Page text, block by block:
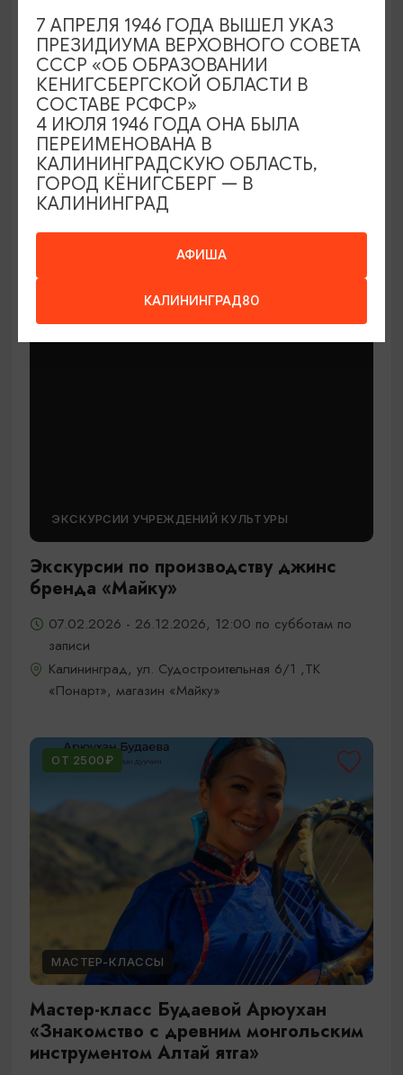
МАСТЕР-КЛАССЫ
Мастер-классы по керамике Елены
Бодяковой
Калининград, ул. Баранова, 45
ЭКСКУРСИИ УЧРЕЖДЕНИЙ КУЛЬТУРЫ
Экскурсии по производству джинс
бренда «Майку»
07.02.2026 - 26.12.2026, 12:00 по субботам по
записи
Калининград, ул. Судостроительная 6/1 ,ТК
«Понарт», магазин «Майку»
ОТ 2500₽
МАСТЕР-КЛАССЫ
Мастер-класс Будаевой Арюухан
«Знакомство с древним монгольским
инструментом Алтай ятга»
АФИША
КАЛИНИНГРАД80
7 АПРЕЛЯ 1946 ГОДА ВЫШЕЛ УКАЗ
ПРЕЗИДИУМА ВЕРХОВНОГО СОВЕТА
СССР «ОБ ОБРАЗОВАНИИ
КЕНИГСБЕРГСКОЙ ОБЛАСТИ В
СОСТАВЕ РСФСР»
4 ИЮЛЯ 1946 ГОДА ОНА БЫЛА
ПЕРЕИМЕНОВАНА В
КАЛИНИНГРАДСКУЮ ОБЛАСТЬ,
ГОРОД КЁНИГСБЕРГ — В
КАЛИНИНГРАД